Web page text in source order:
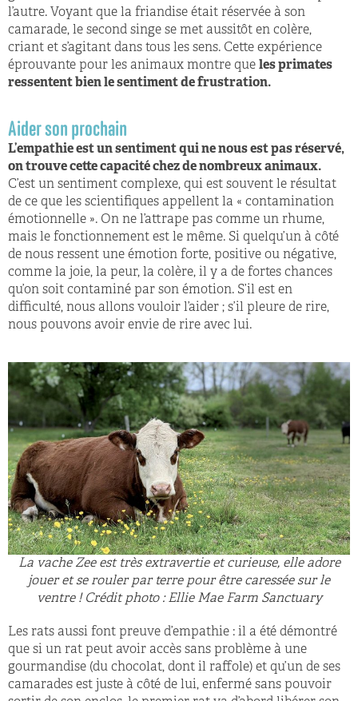
l’autre. Voyant que la friandise était réservée à son
camarade, le second singe se met aussitôt en colère,
criant et s’agitant dans tous les sens. Cette expérience
éprouvante pour les animaux montre que les primates
ressentent bien le sentiment de frustration.
Aider son prochain
L’empathie est un sentiment qui ne nous est pas réservé,
on trouve cette capacité chez de nombreux animaux.
C’est un sentiment complexe, qui est souvent le résultat
de ce que les scientifiques appellent la « contamination
émotionnelle ». On ne l’attrape pas comme un rhume,
mais le fonctionnement est le même. Si quelqu’un à côté
de nous ressent une émotion forte, positive ou négative,
comme la joie, la peur, la colère, il y a de fortes chances
qu’on soit contaminé par son émotion. S’il est en
difficulté, nous allons vouloir l’aider ; s’il pleure de rire,
nous pouvons avoir envie de rire avec lui.
La vache Zee est très extravertie et curieuse, elle adore
jouer et se rouler par terre pour être caressée sur le
ventre ! Crédit photo : Ellie Mae Farm Sanctuary
Les rats aussi font preuve d’empathie : il a été démontré
que si un rat peut avoir accès sans problème à une
gourmandise (du chocolat, dont il raffole) et qu’un de ses
camarades est juste à côté de lui, enfermé sans pouvoir